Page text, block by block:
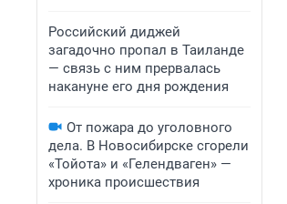
Российский диджей
загадочно пропал в Таиланде
— связь с ним прервалась
накануне его дня рождения
От пожара до уголовного
дела. В Новосибирске сгорели
«Тойота» и «Гелендваген» —
хроника происшествия